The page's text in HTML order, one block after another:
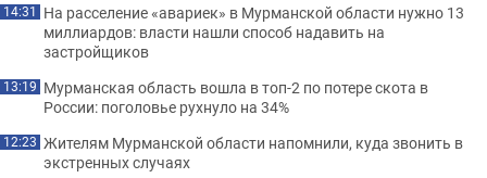
14:31 На расселение «авариек» в Мурманской области нужно 13
миллиардов: власти нашли способ надавить на
застройщиков
13:19 Мурманская область вошла в топ-2 по потере скота в
России: поголовье рухнуло на 34%
12:23 Жителям Мурманской области напомнили, куда звонить в
экстренных случаях